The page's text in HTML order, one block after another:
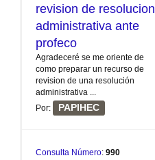
revision de resolucion
administrativa ante
profeco
Agradeceré se me oriente de
como preparar un recurso de
revision de una resolución
administrativa ...
Por:
PAPIHEC
Consulta Número: 990